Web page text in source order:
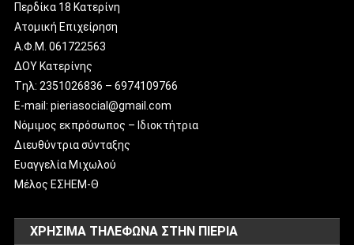
Περδίκα 18 Κατερίνη
Ατομική Επιχείρηση
Α.Φ.Μ. 061722563
ΔΟΥ Κατερίνης
Tηλ: 2351026836 – 6974109766
E-mail: pieriasocial@gmail.com
Νόμιμος εκπρόσωπος – Ιδιοκτήτρια
Διευθύντρια σύνταξης
Ευαγγελία Μιχωλού
Μέλος ΕΣΗΕΜ-Θ
ΧΡΗΣΙΜΑ ΤΗΛΕΦΩΝΑ ΣΤΗΝ ΠΙΕΡΙΑ